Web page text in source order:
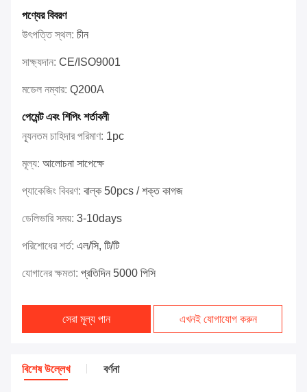
পণ্যের বিবরণ
উৎপত্তি স্থল: চীন
সাক্ষ্যদান: CE/ISO9001
মডেল নম্বার: Q200A
পেমেন্ট এবং শিপিং শর্তাবলী
ন্যূনতম চাহিদার পরিমাণ: 1pc
মূল্য: আলোচনা সাপেক্ষে
প্যাকেজিং বিবরণ: বাল্ক 50pcs / শক্ত কাগজ
ডেলিভারি সময়: 3-10days
পরিশোধের শর্ত: এল/সি, টি/টি
যোগানের ক্ষমতা: প্রতিদিন 5000 পিসি
সেরা মূল্য পান এখনই যোগাযোগ করুন
বিশেষ উল্লেখ বর্ণনা